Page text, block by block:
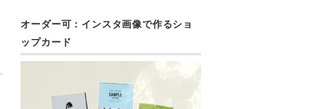
オーダー可：インスタ画像で作るショ
ップカード